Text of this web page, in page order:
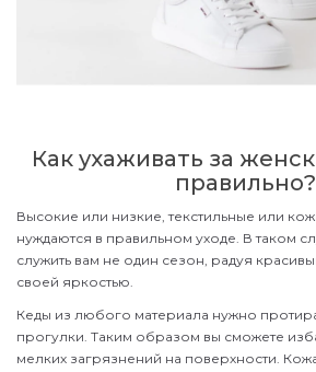
Как ухаживать за
правильно?
Высокие или низкие, текстильные или
нуждаются в правильном уходе. В таком
служить вам не один сезон, радуя
своей яркостью.
Кеды из любого материала нужно
прогулки. Таким образом вы сможете
мелких загрязнений на поверхности.